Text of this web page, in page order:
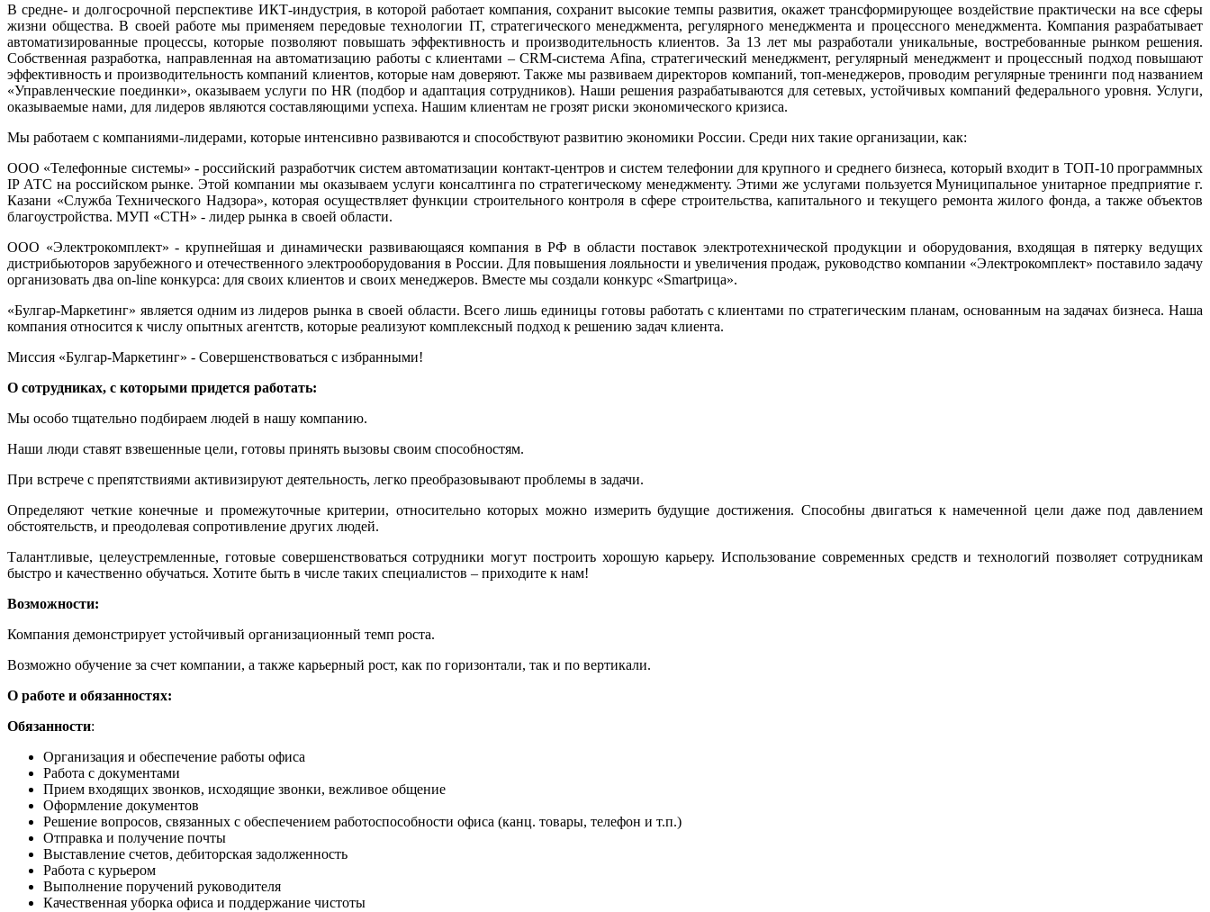
В средне- и долгосрочной перспективе ИКТ-индустрия, в которой работает компания, сохранит высокие темпы развития, окажет трансформирующее воздействие практически на все сферы
жизни общества. В своей работе мы применяем передовые технологии IT, стратегического менеджмента, регулярного менеджмента и процессного менеджмента. Компания разрабатывает
автоматизированные процессы, которые позволяют повышать эффективность и производительность клиентов. За 13 лет мы разработали уникальные, востребованные рынком решения.
Собственная разработка, направленная на автоматизацию работы с клиентами – CRM-система Afina, стратегический менеджмент, регулярный менеджмент и процессный подход повышают
эффективность и производительность компаний клиентов, которые нам доверяют. Также мы развиваем директоров компаний, топ-менеджеров, проводим регулярные тренинги под названием
«Управленческие поединки», оказываем услуги по HR (подбор и адаптация сотрудников). Наши решения разрабатываются для сетевых, устойчивых компаний федерального уровня. Услуги,
оказываемые нами, для лидеров являются составляющими успеха. Нашим клиентам не грозят риски экономического кризиса.
Мы работаем с компаниями-лидерами, которые интенсивно развиваются и способствуют развитию экономики России. Среди них такие организации, как:
ООО «Телефонные системы» - российский разработчик систем автоматизации контакт-центров и систем телефонии для крупного и среднего бизнеса, который входит в ТОП-10 программных
IP АТС на российском рынке. Этой компании мы оказываем услуги консалтинга по стратегическому менеджменту. Этими же услугами пользуется Муниципальное унитарное предприятие г.
Казани «Служба Технического Надзора», которая осуществляет функции строительного контроля в сфере строительства, капитального и текущего ремонта жилого фонда, а также объектов
благоустройства. МУП «СТН» - лидер рынка в своей области.
ООО «Электрокомплект» - крупнейшая и динамически развивающаяся компания в РФ в области поставок электротехнической продукции и оборудования, входящая в пятерку ведущих
дистрибьюторов зарубежного и отечественного электрооборудования в России. Для повышения лояльности и увеличения продаж, руководство компании «Электрокомплект» поставило задачу
организовать два on-line конкурса: для своих клиентов и своих менеджеров. Вместе мы создали конкурс «Smartрица».
«Булгар-Маркетинг» является одним из лидеров рынка в своей области. Всего лишь единицы готовы работать с клиентами по стратегическим планам, основанным на задачах бизнеса. Наша
компания относится к числу опытных агентств, которые реализуют комплексный подход к решению задач клиента.
Миссия «Булгар-Маркетинг» - Совершенствоваться с избранными!
О сотрудниках, с которыми придется работать:
Мы особо тщательно подбираем людей в нашу компанию.
Наши люди ставят взвешенные цели, готовы принять вызовы своим способностям.
При встрече с препятствиями активизируют деятельность, легко преобразовывают проблемы в задачи.
Определяют четкие конечные и промежуточные критерии, относительно которых можно измерить будущие достижения. Способны двигаться к намеченной цели даже под давлением
обстоятельств, и преодолевая сопротивление других людей.
Талантливые, целеустремленные, готовые совершенствоваться сотрудники могут построить хорошую карьеру. Использование современных средств и технологий позволяет сотрудникам
быстро и качественно обучаться. Хотите быть в числе таких специалистов – приходите к нам!
Возможности:
Компания демонстрирует устойчивый организационный темп роста.
Возможно обучение за счет компании, а также карьерный рост, как по горизонтали, так и по вертикали.
О работе и обязанностях:
Обязанности:
Организация и обеспечение работы офиса
Работа с документами
Прием входящих звонков, исходящие звонки, вежливое общение
Оформление документов
Решение вопросов, связанных с обеспечением работоспособности офиса (канц. товары, телефон и т.п.)
Отправка и получение почты
Выставление счетов, дебиторская задолженность
Работа с курьером
Выполнение поручений руководителя
Качественная уборка офиса и поддержание чистоты